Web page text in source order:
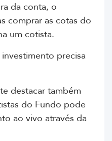
da conta, o
comprar as cotas do
um cotista.
precisa
destacar também
do Fundo pode
ao vivo através da